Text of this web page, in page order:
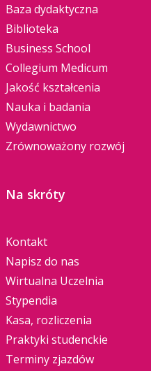
Baza dydaktyczna
Biblioteka
Business School
Collegium Medicum
Jakość kształcenia
Nauka i badania
Wydawnictwo
Zrównoważony rozwój
Na skróty
Kontakt
Napisz do nas
Wirtualna Uczelnia
Stypendia
Kasa, rozliczenia
Praktyki studenckie
Terminy zjazdów